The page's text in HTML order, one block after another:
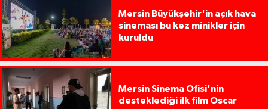
Mersin Büyükşehir'in açık hava
sineması bu kez minikler için
kuruldu
Mersin Sinema Ofisi'nin
desteklediği ilk film Oscar